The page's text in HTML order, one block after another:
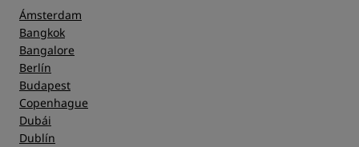
Ámsterdam
Bangkok
Bangalore
Berlín
Budapest
Copenhague
Dubái
Dublín